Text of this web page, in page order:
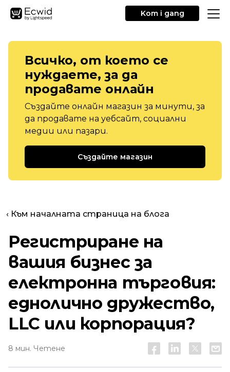
Kom i gang
Всичко, от което се
нуждаете, за да
продавате онлайн
Създайте онлайн магазин за минути, за
да продавате на уебсайт, социални
медии или пазари.
Създайте магазин
‹ Към началната страница на блога
Регистриране на
вашия бизнес за
електронна търговия:
еднолично дружество,
LLC или корпорация?
8 мин. Четене